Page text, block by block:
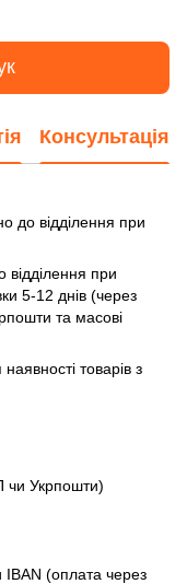
Консультація
до відділення при
відділення при
5-12 днів (через
та масові
товарів з
чи Укрпошти)
IBAN (оплата через